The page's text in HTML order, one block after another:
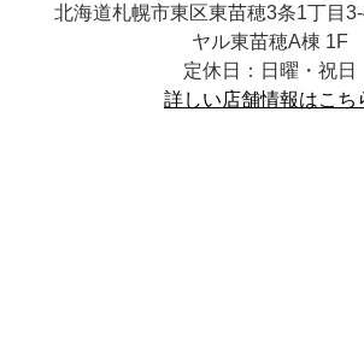
北海道札幌市東区東苗穂3条1丁目
ヤル東苗穂A棟 1F
定休日：日曜・祝日
詳しい店舗情報はこち